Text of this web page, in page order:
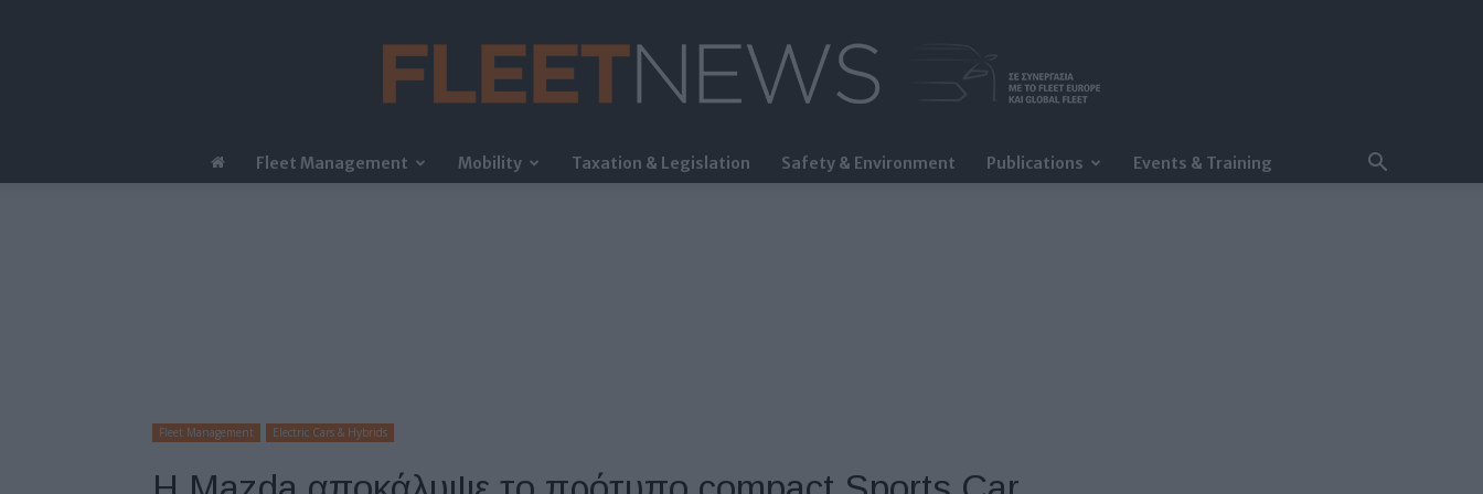
FleetNews
Fleet Management Mobility Taxation & Legislation Safety & Environment Publications Events & Training
Fleet Management Electric Cars & Hybrids